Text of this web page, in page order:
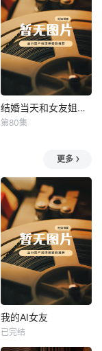
结婚当天和女友姐姐一起穿越了 结婚当天和女友姐姐一起穿越了
第80集
更多
热播
我的AI女友
我的AI女友
已完结